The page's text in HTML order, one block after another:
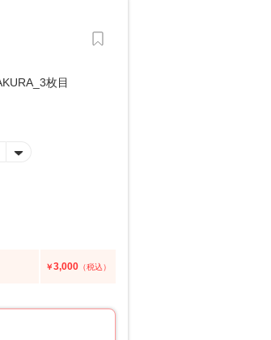
￥3,000 （税込）